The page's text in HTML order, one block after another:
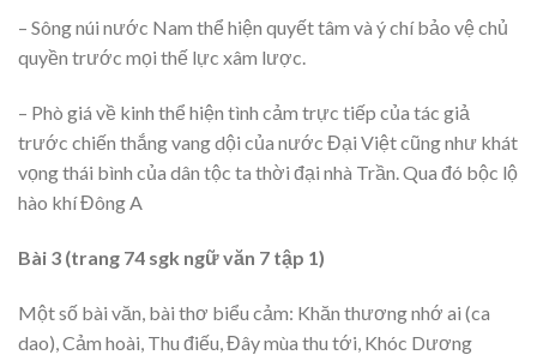
– Sông núi nước Nam thể hiện quyết tâm và ý chí bảo vệ chủ
quyền trước mọi thế lực xâm lược.
– Phò giá về kinh thể hiện tình cảm trực tiếp của tác giả
trước chiến thắng vang dội của nước Đại Việt cũng như khát
vọng thái bình của dân tộc ta thời đại nhà Trần. Qua đó bộc lộ
hào khí Đông A
Bài 3 (trang 74 sgk ngữ văn 7 tập 1)
Một số bài văn, bài thơ biểu cảm: Khăn thương nhớ ai (ca
dao), Cảm hoài, Thu điếu, Đây mùa thu tới, Khóc Dương